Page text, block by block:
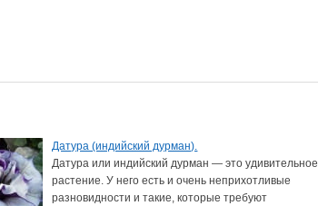
Датура (индийский дурман).
Датура или индийский дурман — это удивительное
растение. У него есть и очень неприхотливые
разновидности и такие, которые требуют